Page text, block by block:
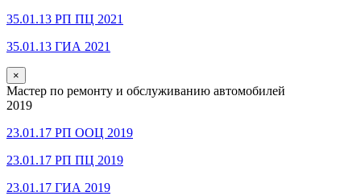
35.01.13 РП ПЦ 2021
35.01.13 ГИА 2021
×
Мастер по ремонту и обслуживанию автомобилей
2019
23.01.17 РП ООЦ 2019
23.01.17 РП ПЦ 2019
23.01.17 ГИА 2019